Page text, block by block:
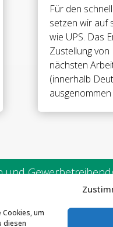
um
diesen
Für den
setzen wir auf
wie UPS. Das
Zustellung
nächsten
(innerhalb
GmbH & Co. KG